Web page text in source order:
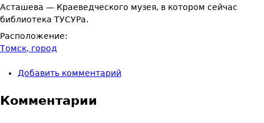
Асташева — Краеведческого музея, в котором сейчас
библиотека ТУСУРа.
Расположение:
Томск, город
Добавить комментарий
Комментарии